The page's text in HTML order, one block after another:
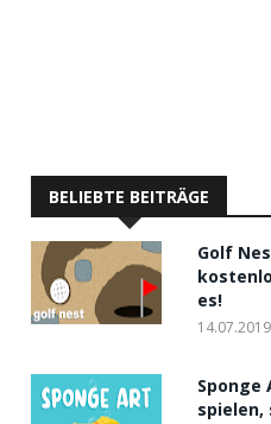
BELIEBTE BEITRÄGE
Golf
es!
14.07.2019
Sponge
spielen,